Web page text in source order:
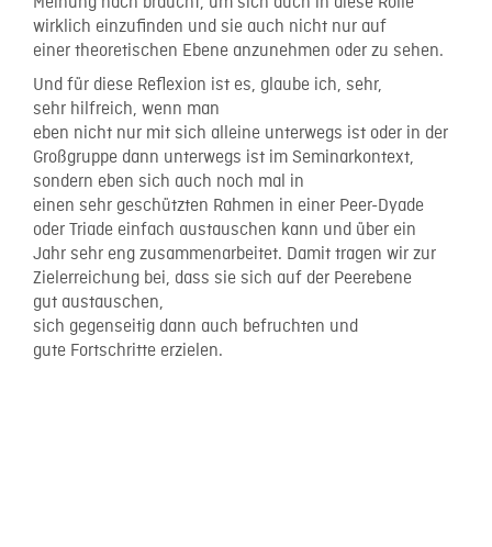
wirklich einzufinden und sie auch nicht nur auf
einer theoretischen Ebene anzunehmen oder zu sehen.
Und für diese Reflexion ist es, glaube ich, sehr,
sehr hilfreich, wenn man
eben nicht nur mit sich alleine unterwegs ist oder in der
Großgruppe dann unterwegs ist im Seminarkontext,
sondern eben sich auch noch mal in
einen sehr geschützten Rahmen in einer Peer-Dyade
oder Triade einfach austauschen kann und über ein
Jahr sehr eng zusammenarbeitet. Damit tragen wir zur
Zielerreichung bei, dass sie sich auf der Peerebene
gut austauschen,
sich gegenseitig dann auch befruchten und
gute Fortschritte erzielen.